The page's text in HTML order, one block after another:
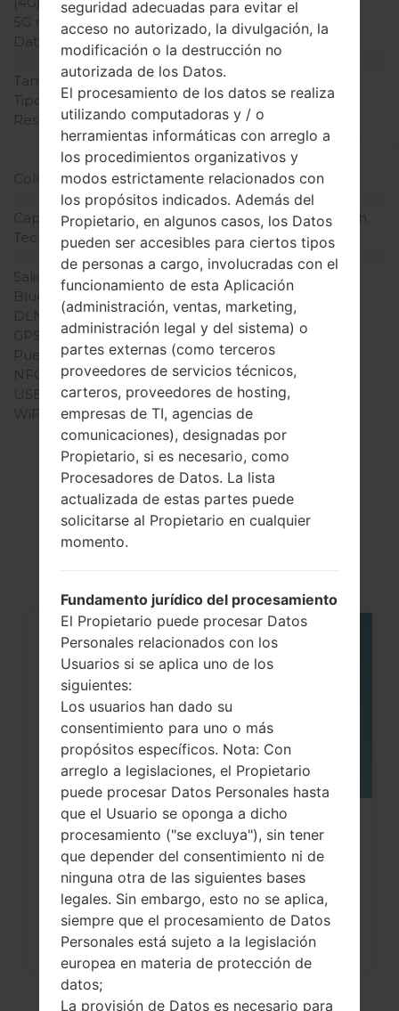
5G network
-
Datos
GPRS
Pantalla
Tamaño de la pantalla
2.0 pulgadas
Tipo de Pantalla
TFT
Resolución de Pantalla
240 x 320 píxeles (~200
densidad de píxeles por
pulgada)
Colores de pantalla
256K colores
Batería y Teclado
Capacidad de batería
Extraíble Li-Ion 820 mAh
Teclado físico
Sí
Interfaces
Salida de audio
-
Bluetooth
versión 1.2
DLNA
No
GPS
-
Puerto infrarrojo
No
NFC
No
USB
USB 1.1
WiFi
-
Artículos
LGKG920(LGKG920)
¿Cómo restablecer datos de fábrica
a través del código...
seguridad adecuadas para evitar el
acceso no autorizado, la divulgación, la
modificación o la destrucción no
autorizada de los Datos.
El procesamiento de los datos se realiza
utilizando computadoras y / o
herramientas informáticas con arreglo a
los procedimientos organizativos y
modos estrictamente relacionados con
los propósitos indicados. Además del
Propietario, en algunos casos, los Datos
pueden ser accesibles para ciertos tipos
de personas a cargo, involucradas con el
funcionamiento de esta Aplicación
(administración, ventas, marketing,
administración legal y del sistema) o
partes externas (como terceros
proveedores de servicios técnicos,
carteros, proveedores de hosting,
empresas de TI, agencias de
comunicaciones), designadas por
Propietario, si es necesario, como
Procesadores de Datos. La lista
actualizada de estas partes puede
solicitarse al Propietario en cualquier
momento.
Fundamento jurídico del procesamiento
El Propietario puede procesar Datos
Personales relacionados con los
Usuarios si se aplica uno de los
siguientes:
Los usuarios han dado su
consentimiento para uno o más
propósitos específicos. Nota: Con
arreglo a legislaciones, el Propietario
puede procesar Datos Personales hasta
que el Usuario se oponga a dicho
procesamiento ("se excluya"), sin tener
que depender del consentimiento ni de
ninguna otra de las siguientes bases
legales. Sin embargo, esto no se aplica,
siempre que el procesamiento de Datos
Personales está sujeto a la legislación
europea en materia de protección de
datos;
La provisión de Datos es necesario para